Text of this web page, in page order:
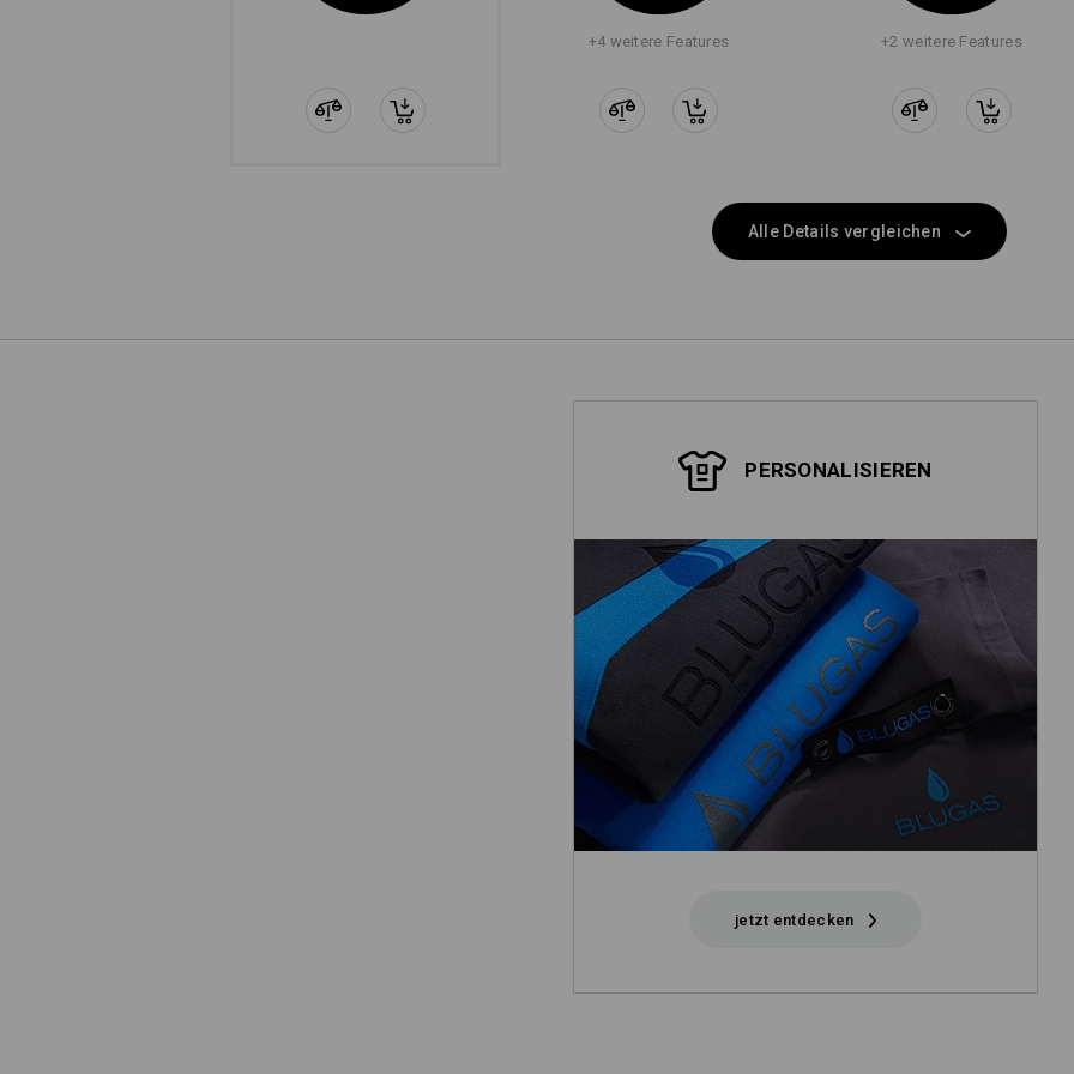
+4 weitere Features +2 weitere Features
Alle Details vergleichen
PERSONALISIEREN
jetzt entdecken